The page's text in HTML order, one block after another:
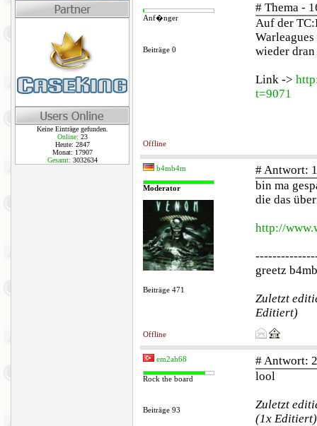
Keine Einträge gefunden.
Online: 23
Heute: 2847
Monat: 17907
Gesamt: 3032634
Anf�nger
Beiträge 0
# Thema -
Auf der
wieder
Link ->
t=9071
Offline
b4mb4m
Moderator
Beiträge 471
# Antwort:
bin ma
die das
http://
greetz
Zuletzt
Editiert)
Offline
em2ah68
Rock the board
Beiträge 93
# Antwort:
lool
Zuletzt
(1x Editiert)